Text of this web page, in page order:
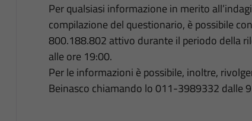
Per qualsiasi informazione in merito
compilazione del questionario, è possibile
800.188.802 attivo durante il periodo della
alle ore 19:00.
Per le informazioni è possibile, inoltre,
Beinasco chiamando lo 011-3989332 dalle